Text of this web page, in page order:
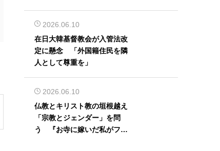
2026.06.10
在日大韓基督教会が入管法改
定に懸念 「外国籍住民を隣
人として尊重を」
2026.06.10
仏教とキリスト教の垣根越え
「宗教とジェンダー」を問
う 『お寺に嫁いだ私がフェ